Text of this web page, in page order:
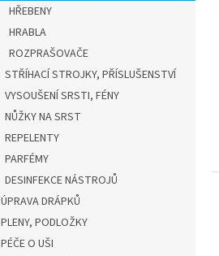
HŘEBENY
HRABLA
ROZPRAŠOVAČE
STŘÍHACÍ STROJKY, PŘÍSLUŠENSTVÍ
VYSOUŠENÍ SRSTI, FÉNY
NŮŽKY NA SRST
REPELENTY
PARFÉMY
DESINFEKCE NÁSTROJŮ
ÚPRAVA DRÁPKŮ
PLENY, PODLOŽKY
PÉČE O UŠI